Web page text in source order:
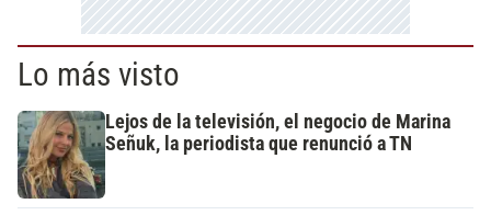
Lo más visto
Lejos de la televisión, el negocio de Marina
Señuk, la periodista que renunció a TN